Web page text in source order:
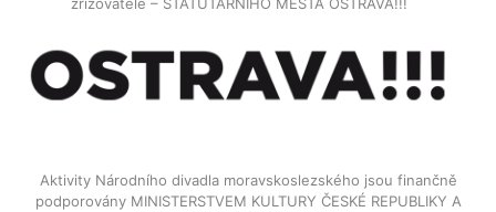
Aktivity Národního divadla moravskoslezského jsou finančně
podporovány MINISTERSTVEM KULTURY ČESKÉ REPUBLIKY A